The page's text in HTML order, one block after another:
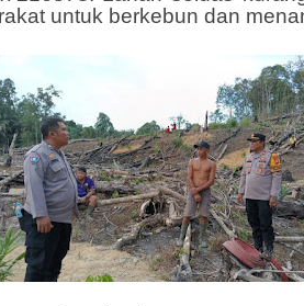
untuk berkebun dan